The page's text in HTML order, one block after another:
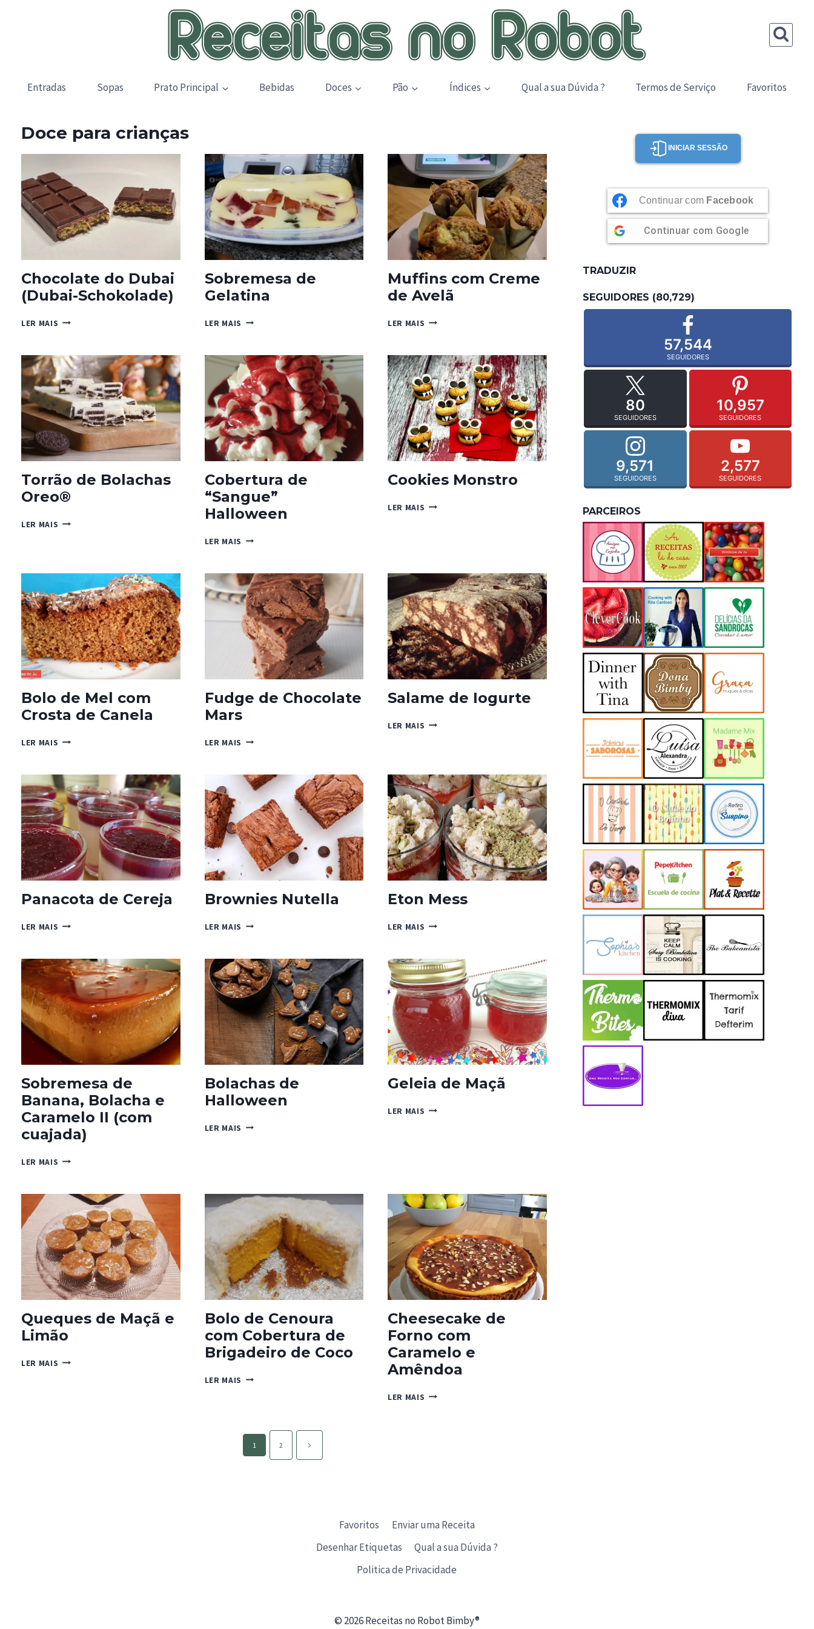
Entradas Sopas Prato Principal Bebidas Doces Pão Índices Qual a sua Dúvida ? Termos de Serviço Favoritos
Doce para crianças
Chocolate do Dubai
(Dubai-Schokolade)
LER MAIS CHOCOLATE
(DUBAI-
SCHOKOLADE)
Sobremesa de
Gelatina
LER MAIS SOBREMESA
Muffins com Creme
de Avelã
LER MAIS MUFFINS
DE
AVELÃ
Torrão de Bolachas
Oreo®
LER MAIS TORRÃO
Cobertura de
“Sangue”
Halloween
LER MAIS COBERTURA
HALLOWEEN
Cookies Monstro
LER MAIS COOKIES
Bolo de Mel com
Crosta de Canela
LER MAIS BOLO
COM
CROSTA
DE
CANELA
Fudge de Chocolate
Mars
LER MAIS FUDGE
MARS
Salame de Iogurte
LER MAIS SALAME
Panacota de Cereja
LER MAIS PANACOTA
Brownies Nutella
LER MAIS BROWNIES
Eton Mess
LER MAIS ETON
Sobremesa de
Banana, Bolacha e
Caramelo II (com
cuajada)
LER MAIS SOBREMESA
BOLACHA
CARAMELO
II
(COM
CUAJADA)
Bolachas de
Halloween
LER MAIS BOLACHAS
Geleia de Maçã
LER MAIS GELEIA
Queques de Maçã e
Limão
LER MAIS QUEQUES
Bolo de Cenoura
com Cobertura de
Brigadeiro de Coco
LER MAIS BOLO
COBERTURA
BRIGADEIRO
Cheesecake de
Forno com
Caramelo e
Amêndoa
LER MAIS CHEESECAKE
1 2
Página
seguinte
INICIAR SESSÃO
Continuar com Facebook
Continuar com Google
TRADUZIR
SEGUIDORES (80,729)
57,544
SEGUIDORES
80
SEGUIDORES
10,957
SEGUIDORES
9,571
SEGUIDORES
2,577
SEGUIDORES
PARCEIROS
Favoritos
Enviar uma Receita
Desenhar Etiquetas
Qual a sua Dúvida ?
Politica de Privacidade
© 2026 Receitas no Robot Bimby®